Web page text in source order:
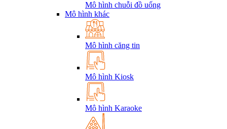
Mô hình chuỗi đồ uống
Mô hình khác
Mô hình căng tin
Mô hình Kiosk
Mô hình Karaoke